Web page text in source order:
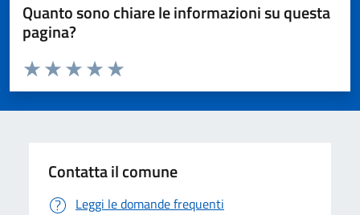
Quanto sono chiare le informazioni su questa
pagina?
Domanda
Valuta da 1 a 5 stelle la pagina
Valuta 5 stelle su 5
Valuta 4 stelle su 5
Valuta 3 stelle su 5
Valuta 2 stelle su 5
Valuta 1 stelle su 5
Contatta il comune
Leggi le domande frequenti